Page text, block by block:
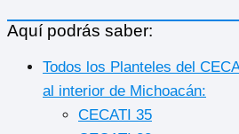
Aquí podrás saber:
Todos los Planteles del
al interior de Michoacán:
CECATI 35